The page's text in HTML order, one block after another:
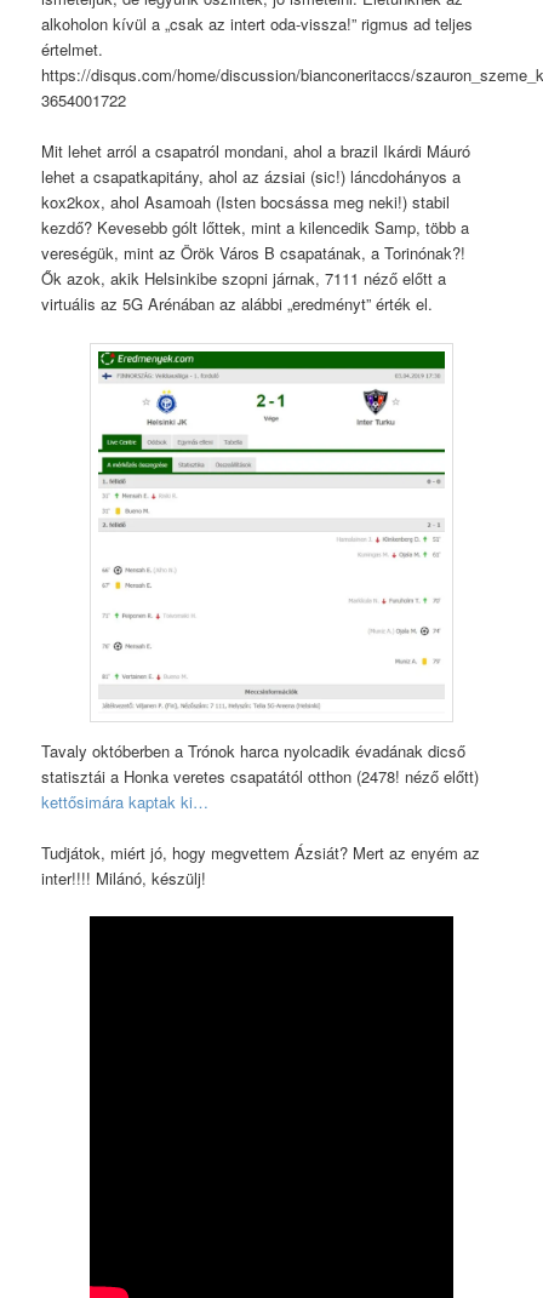
alkoholon kívül a „csak az intert oda-vissza!” rigmus ad teljes
értelmet.
https://disqus.com/home/discussion/bianconeritaccs/
3654001722
Mit lehet arról a csapatról mondani, ahol a brazil Ikárdi Máuró
lehet a csapatkapitány, ahol az ázsiai (sic!) láncdohányos a
kox2kox, ahol Asamoah (Isten bocsássa meg neki!) stabil
kezdő? Kevesebb gólt lőttek, mint a kilencedik Samp, több a
vereségük, mint az Örök Város B csapatának, a Torinónak?!
Ők azok, akik Helsinkibe szopni járnak, 7111 néző előtt a
virtuális az 5G Arénában az alábbi „eredményt” érték el.
Tavaly októberben a Trónok harca nyolcadik évadának dicső
statisztái a Honka veretes csapatától otthon (2478! néző előtt)
kettősimára kaptak ki…
Tudjátok, miért jó, hogy megvettem Ázsiát? Mert az enyém az
inter!!!! Milánó, készülj!